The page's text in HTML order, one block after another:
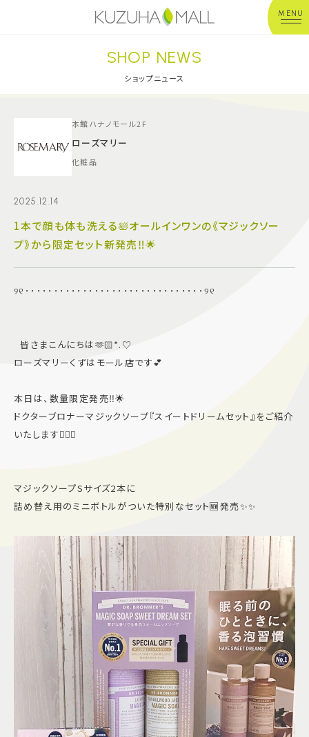
MENU
年中無休平 日：10:00~20:00
※店舗により異なる
ショップガイド
イベント
キッズ＆ベビー
アクセス＆駐車場
よくあるご質問
スタッフ募集
サイトマップ
SHOP NEWS
ショップニュース
本館ハナノモール2F
ローズマリー
化粧品
2025.12.14
1本で顔も体も洗える🛀オールインワンの《マジックソー
プ》から限定セット新発売‼️🌟
୨୧･･･････････････････････････････୨୧
皆さまこんにちは🫶🏻*.♡
ローズマリーくずはモール店です💕
本日は、数量限定発売‼️🌟
ドクターブロナーマジックソープ『スイートドリームセット』をご紹介
いたします💁🏻‍♀️
マジックソープSサイズ2本に
詰め替え用のミニボトルがついた特別なセット🆕発売✨✨